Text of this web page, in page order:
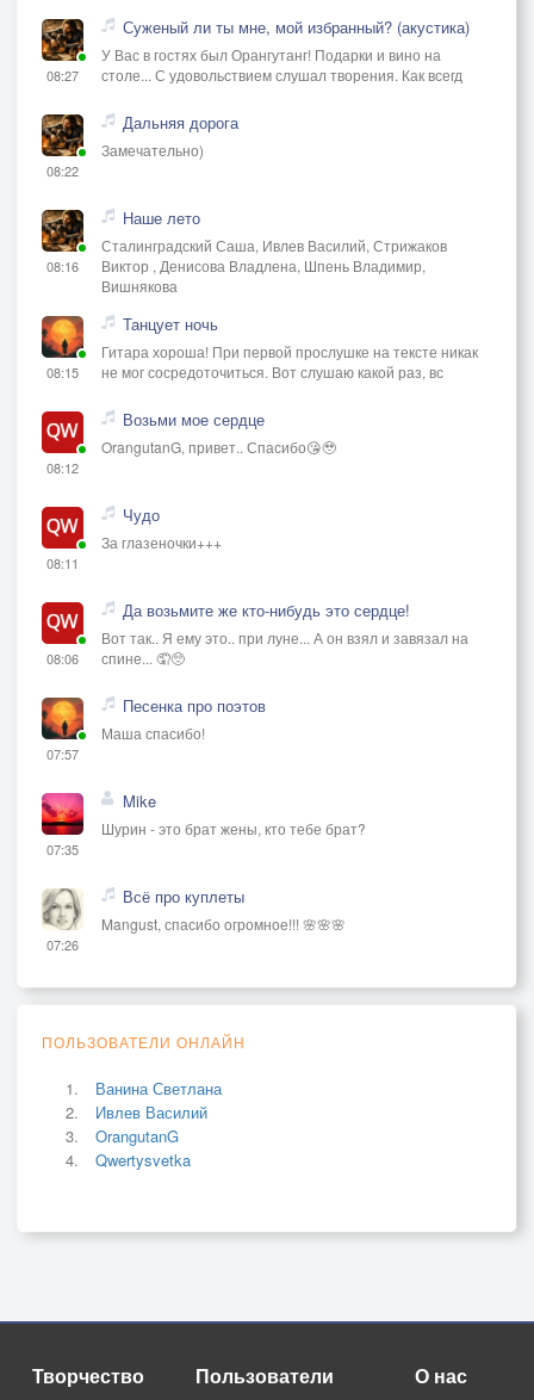
08:27
Суженый ли ты мне, мой избранный? (акустика)
У Вас в гостях был Орангутанг! Подарки и вино на
столе... С удовольствием слушал творения. Как всегд
08:22
Дальняя дорога
Замечательно)
08:16
Наше лето
Сталинградский Саша, Ивлев Василий, Стрижаков
Виктор , Денисова Владлена, Шпень Владимир,
Вишнякова
08:15
Танцует ночь
Гитара хороша! При первой прослушке на тексте никак
не мог сосредоточиться. Вот слушаю какой раз, вс
08:12
Возьми мое сердце
OrangutanG, привет.. Спасибо😘🥹
08:11
Чудо
За глазеночки+++
08:06
Да возьмите же кто-нибудь это сердце!
Вот так.. Я ему это.. при луне... А он взял и завязал на
спине... 🤦🥺
07:57
Песенка про поэтов
Маша спасибо!
07:35
Mike
Шурин - это брат жены, кто тебе брат?
07:26
Всё про куплеты
Mangust, спасибо огромное!!! 🌸🌸🌸
ПОЛЬЗОВАТЕЛИ ОНЛАЙН
Ванина Светлана
Ивлев Василий
OrangutanG
Qwertysvetka
Творчество Пользователи О нас